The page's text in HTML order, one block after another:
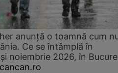
anunță o toamnă cum
Ce se întâmplă în
noiembrie 2026, în